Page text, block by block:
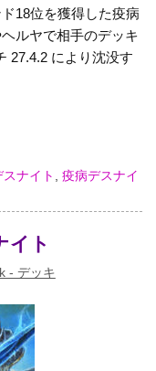
18位を獲得した疫病
ルヤで相手のデッキ
27.4.2 により沈没す
スナイト ,疫病デスナイ
イト
- デッキ